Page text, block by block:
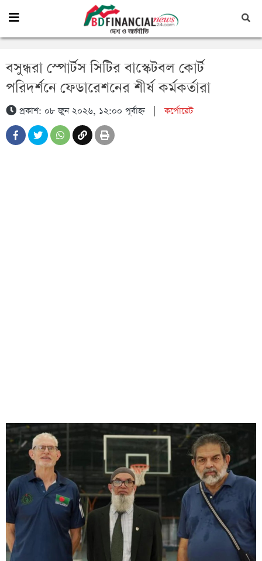
বসুন্ধরা স্পোর্টস সিটির বাস্কেটবল কোর্ট
পরিদর্শনে ফেডারেশনের শীর্ষ কর্মকর্তারা
প্রকাশ: ০৮ জুন ২০২৬, ১২:০০ পূর্বাহ্ন|কর্পোরেট